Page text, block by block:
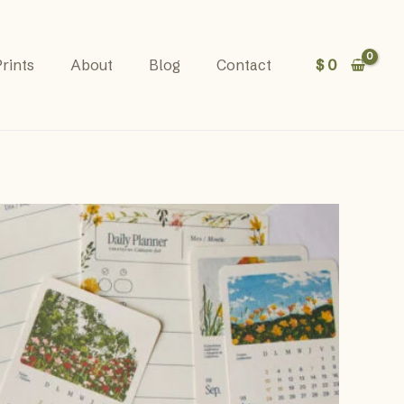
About Blog Contact $0